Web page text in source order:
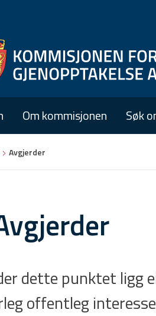
Om kommisjonen Søk
Avgjerder
dette punktet ligg
offentleg